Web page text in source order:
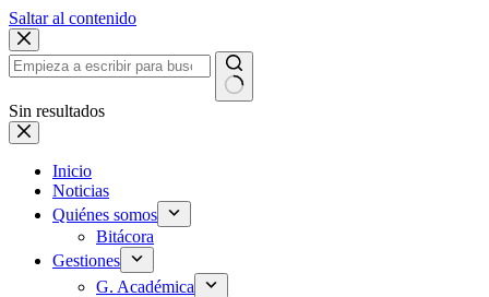
Saltar al contenido
Sin resultados
Inicio
Noticias
Quiénes somos
Bitácora
Gestiones
G. Académica